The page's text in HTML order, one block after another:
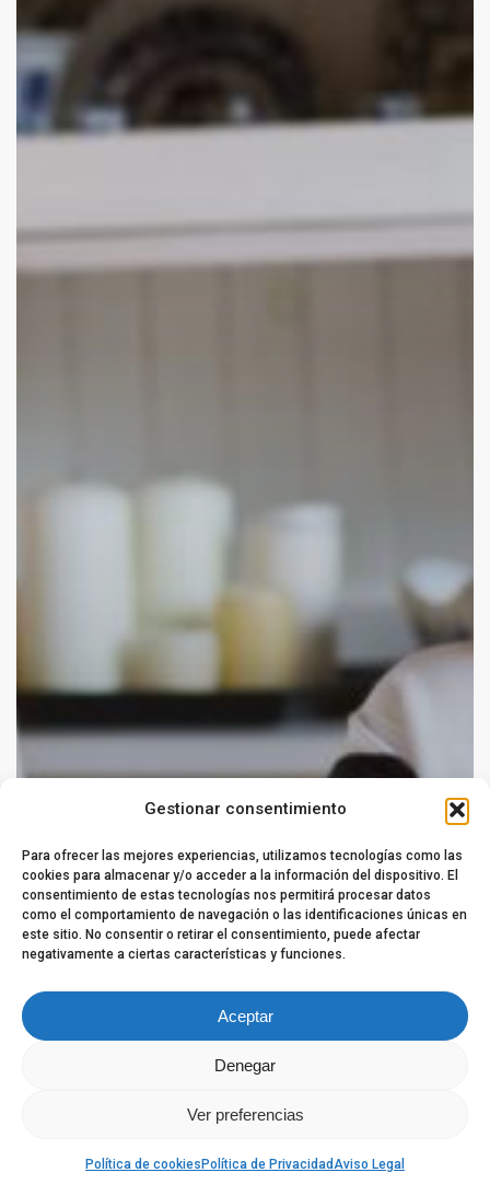
Gestionar consentimiento
Para ofrecer las mejores experiencias, utilizamos tecnologías como las
cookies para almacenar y/o acceder a la información del dispositivo. El
consentimiento de estas tecnologías nos permitirá procesar datos
como el comportamiento de navegación o las identificaciones únicas en
este sitio. No consentir o retirar el consentimiento, puede afectar
negativamente a ciertas características y funciones.
Aceptar
Denegar
Ver preferencias
Política de cookies Política de PrivacidadAviso Legal